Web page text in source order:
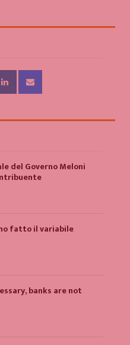
del Governo Meloni
fatto il variabile
banks are not